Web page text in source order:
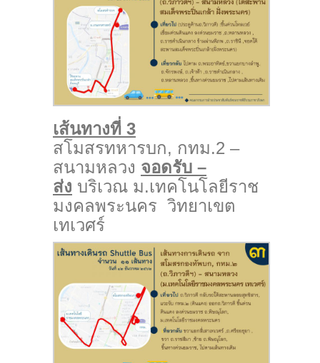
เส้นทางที่ 3
สโมสรทหารบก, กทม.2 –
สนามหลวง จอดรับ –
ส่ง บริเวณ ม.เทคโนโลยีราช
มงคลพระนคร วิทยาเขต
เทเวศร์